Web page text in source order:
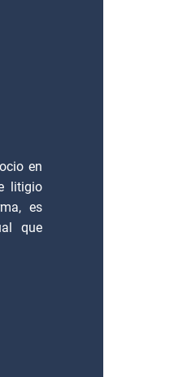
en
litigio
es
que